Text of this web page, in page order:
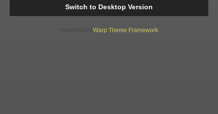
Switch to Desktop Version
Warp Theme Framework